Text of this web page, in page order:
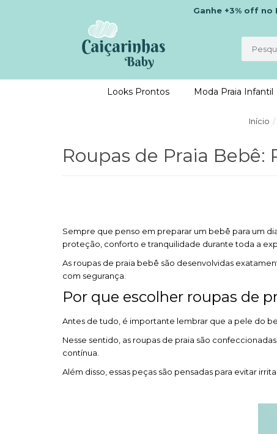
Ganhe +3% offno
Looks Prontos Moda Praia Infantil
Início
Roupas de Praia
Sempre que penso em preparar um bebê para um
proteção, conforto e tranquilidade durante toda a
As roupas de praia bebê são desenvolvidas
com segurança.
Por que escolher roupas de
Antes de tudo, é importante lembrar que a pele do
Nesse sentido, as roupas de praia são
contínua.
Além disso, essas peças são pensadas para evitar